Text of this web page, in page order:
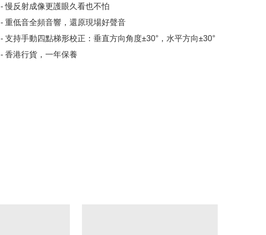
- 慢反射成像更護眼久看也不怕
- 重低音全頻音響，還原現場好聲音
- 支持手動四點梯形校正：垂直方向角度±30°，水平方向±30°
- 香港行貨，一年保養